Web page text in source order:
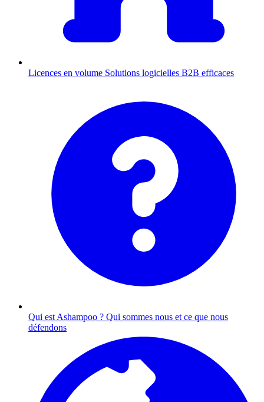
Licences en volume Solutions logicielles B2B efficaces
Qui est Ashampoo ? Qui sommes nous et ce que nous
défendons